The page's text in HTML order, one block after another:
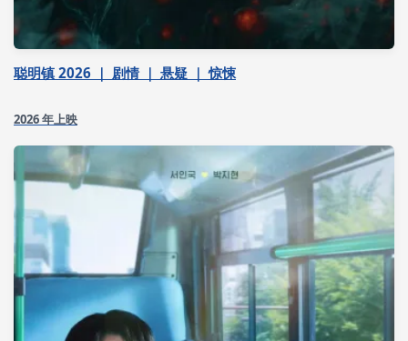
聪明镇 2026 ｜ 剧情 ｜ 悬疑 ｜ 惊悚
2026 年上映